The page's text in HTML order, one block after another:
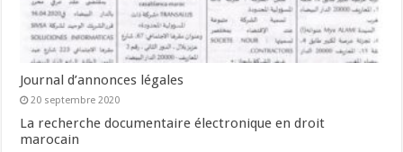
Journal d’annonces légales
20 septembre 2020
La recherche documentaire électronique en droit
marocain